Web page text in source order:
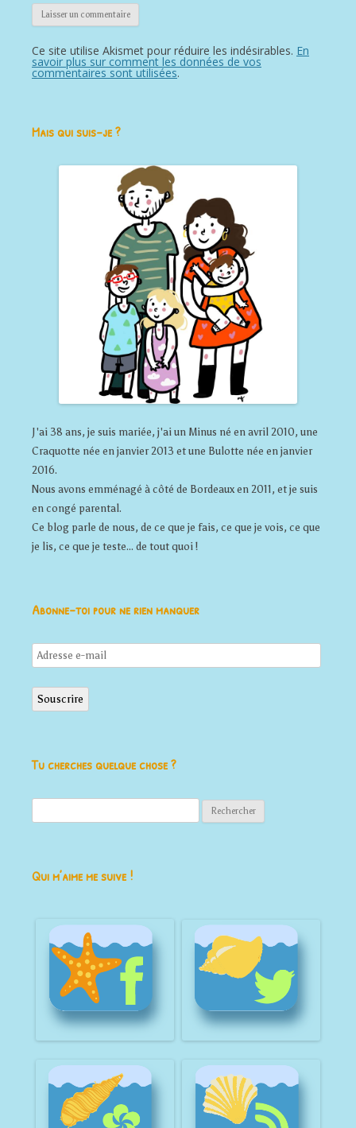
Ce site utilise Akismet pour réduire les indésirables. En
savoir plus sur comment les données de vos
commentaires sont utilisées.
Mais qui suis-je ?
J'ai 38 ans, je suis mariée, j'ai un Minus né en avril 2010, une
Craquotte née en janvier 2013 et une Bulotte née en janvier
2016.
Nous avons emménagé à côté de Bordeaux en 2011, et je suis
en congé parental.
Ce blog parle de nous, de ce que je fais, ce que je vois, ce que
je lis, ce que je teste... de tout quoi !
Abonne-toi pour ne rien manquer
Adresse
e-
mail
Souscrire
Tu cherches quelque chose ?
Qui m’aime me suive !